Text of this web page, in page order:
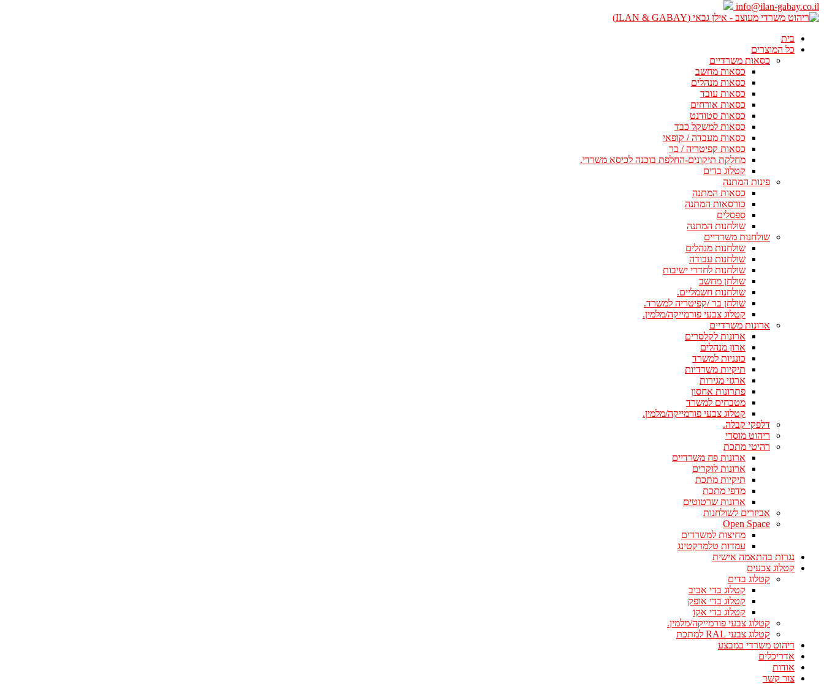
info@ilan-gabay.co.il
בית
כל המוצרים
כסאות משרדיים
כסאות מחשב
כסאות מנהלים
כסאות עובד
כסאות אורחים
כסאות סטודנט
כסאות למשקל כבד
כסאות מעבדה / קופאי
כסאות קפיטריה / בר
מחלקת תיקונים-החלפת בוכנה לכיסא משרדי.
קטלוג בדים
פינות המתנה
כסאות המתנה
כורסאות המתנה
ספסלים
שולחנות המתנה
שולחנות משרדיים
שולחנות מנהלים
שולחנות עבודה
שולחנות לחדרי ישיבות
שולחן מחשב
שולחנות חשמליים.
שולחן בר /קפיטריה למשרד.
קטלוג צבעי פורמייקה/מלמין.
ארונות משרדיים
ארונות לקלסרים
ארון מנהלים
כונניות למשרד
תיקיות משרדיות
ארגזי מגירות
פתרונות אחסון
מטבחים למשרד
קטלוג צבעי פורמייקה/מלמין.
דלפקי קבלה.
ריהוט מוסדי
רהיטי מתכת
ארונות פח משרדיים
ארונות לוקרים
תיקיות מתכת
מדפי מתכת
ארונות שרטוטים
אביזרים לשולחנות
Open Space
מחיצות למשרדים
עמדות טלמרקטינג
נגרות בהתאמה אישית
קטלוג צבעים
קטלוג בדים
קטלוג בדי אביב
קטלוג בדי אופק
קטלוג בדי אקו
קטלוג צבעי פורמייקה/מלמין.
קטלוג צבעי RAL למתכת
ריהוט משרדי במבצע
אדריכלים
אודות
צור קשר